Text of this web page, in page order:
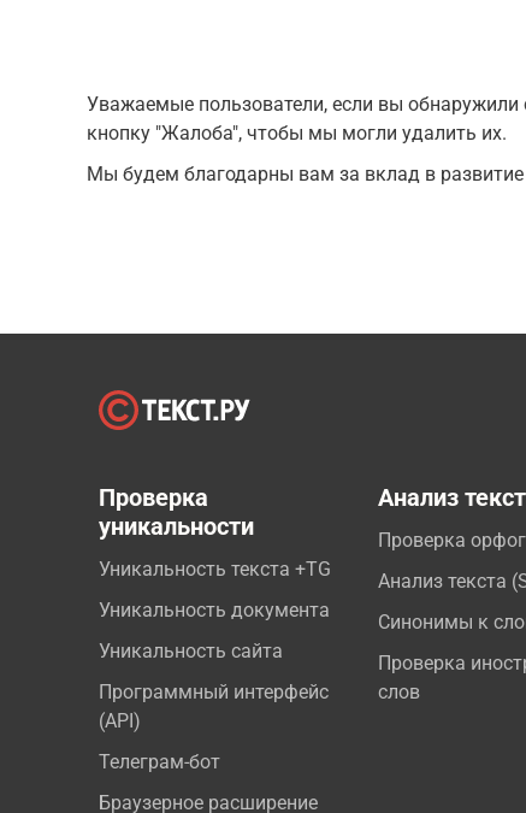
Уважаемые пользователи, если вы обнаружили
кнопку "Жалоба", чтобы мы могли удалить их.
Мы будем благодарны вам за вклад в развитие
Проверка
уникальности
Уникальность текста +TG
Уникальность документа
Уникальность сайта
Программный интерфейс
(API)
Телеграм-бот
Браузерное расширение
Анализ
Проверка
Анализ текста
Синонимы к
Проверка
слов